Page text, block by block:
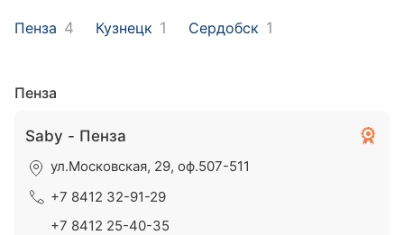
Пенза 4 Кузнецк 1 Сердобск 1
Пенза
Saby - Пенза
ул.Московская, 29, оф.507-511
+7 8412 32-91-29
+7 8412 25-40-35